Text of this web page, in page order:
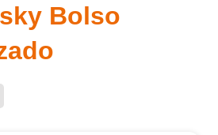
Bolso